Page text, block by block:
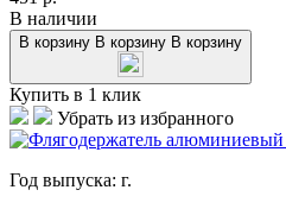
В наличии
В корзину В корзину В корзину
Купить в 1 клик
Убрать из избранного
Год выпуска: г.